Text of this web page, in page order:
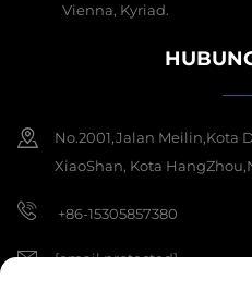
Vienna, Kyriad.
No.2001,Jalan Meilin,Kota
XiaoShan, Kota
+86-15305857380
[email protected]